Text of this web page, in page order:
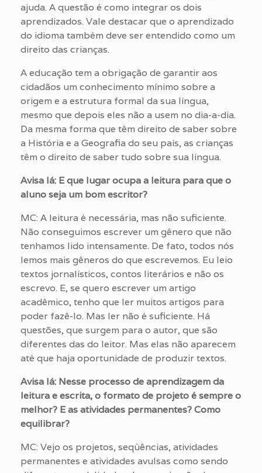
ajuda. A questão é como integrar os dois
aprendizados. Vale destacar que o aprendizado
do idioma também deve ser entendido como um
direito das crianças.
A educação tem a obrigação de garantir aos
cidadãos um conhecimento mínimo sobre a
origem e a estrutura formal da sua língua,
mesmo que depois eles não a usem no dia-a-dia.
Da mesma forma que têm direito de saber sobre
a História e a Geografia do seu país, as crianças
têm o direito de saber tudo sobre sua língua.
Avisa lá: E que lugar ocupa a leitura para que o
aluno seja um bom escritor?
MC: A leitura é necessária, mas não suficiente.
Não conseguimos escrever um gênero que não
tenhamos lido intensamente. De fato, todos nós
lemos mais gêneros do que escrevemos. Eu leio
textos jornalísticos, contos literários e não os
escrevo. E, se quero escrever um artigo
acadêmico, tenho que ler muitos artigos para
poder fazê-lo. Mas ler não é suficiente. Há
questões, que surgem para o autor, que são
diferentes das do leitor. Mas elas não aparecem
até que haja oportunidade de produzir textos.
Avisa lá: Nesse processo de aprendizagem da
leitura e escrita, o formato de projeto é sempre o
melhor? E as atividades permanentes? Como
equilibrar?
MC: Vejo os projetos, seqüências, atividades
permanentes e atividades avulsas como sendo